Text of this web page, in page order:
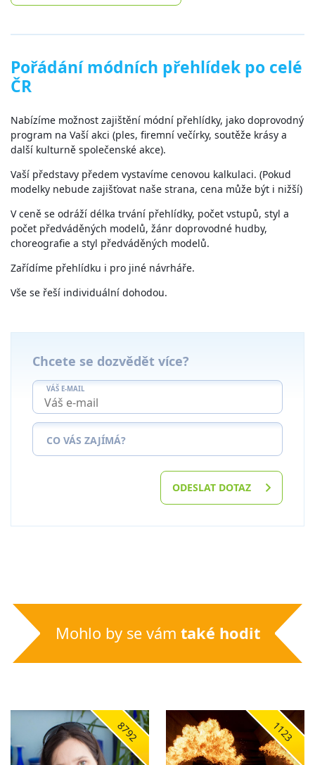
Pořádání módních přehlídek po celé
ČR
Nabízíme možnost zajištění módní přehlídky, jako doprovodný
program na Vaší akci (ples, firemní večírky, soutěže krásy a
další kulturně společenské akce).
Vaší představy předem vystavíme cenovou kalkulaci. (Pokud
modelky nebude zajišťovat naše strana, cena může být i nižší)
V ceně se odráží délka trvání přehlídky, počet vstupů, styl a
počet předváděných modelů, žánr doprovodné hudby,
choreografie a styl předváděných modelů.
Zařídíme přehlídku i pro jiné návrháře.
Vše se řeší individuální dohodou.
Chcete se dozvědět více?
VÁŠ E-MAIL
CO VÁS ZAJÍMÁ?
ODESLAT DOTAZ
Mohlo by se vám také hodit
8792 1123